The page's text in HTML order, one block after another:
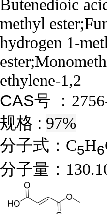
Butenedioic
methyl
hydrogen 1-
ethylene-1,2
CAS号 ：
规格 : 97%
分子式： C5H6
分子量：